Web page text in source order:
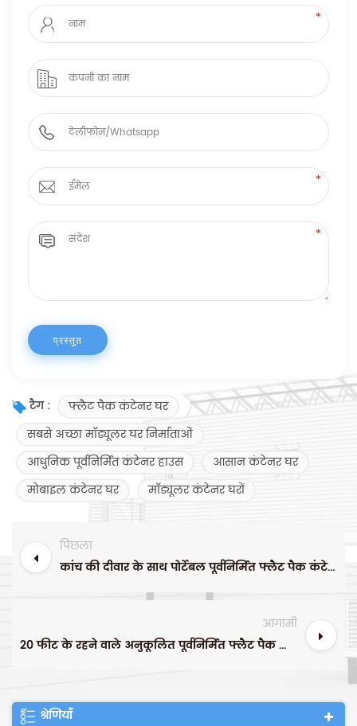
टैग :
फ्लैट पैक कंटेनर घर
सबसे अच्छा मॉड्यूलर घर निर्माताओं
आधुनिक पूर्वनिर्मित कंटेनर हाउस
आसान कंटेनर घर
मोबाइल कंटेनर घर
मॉड्यूलर कंटेनर घरों
पिछला
कांच की दीवार के साथ पोर्टेबल पूर्वनिर्मित फ्लैट पैक कंटेनर हाउस कार्यालय
आगामी
20 फीट के रहने वाले अनुकूलित पूर्वनिर्मित फ्लैट पैक कंटेनर हाउस / कार्यालय
श्रेणियाँ